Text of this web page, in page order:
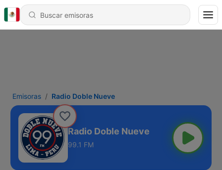
Emisoras Radio Doble Nueve
Radio Doble Nueve
99.1 FM